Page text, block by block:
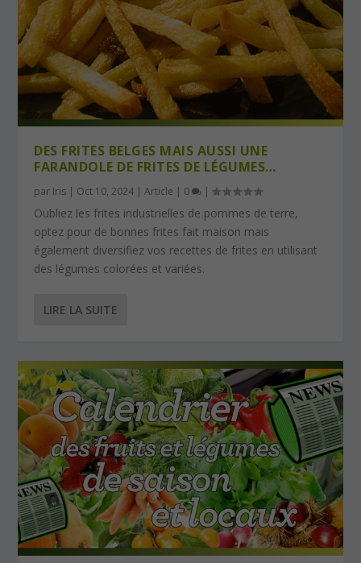
DES FRITES BELGES MAIS AUSSI UNE
FARANDOLE DE FRITES DE LÉGUMES…
par Iris | Oct 10, 2024 |Article | 0 |
Oubliez les frites industrielles de pommes de terre,
optez pour de bonnes frites fait maison mais
également diversifiez vos recettes de frites en utilisant
des légumes colorées et variées.
LIRE LA SUITE